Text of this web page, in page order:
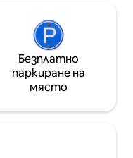
Безплатно
паркиране на
място